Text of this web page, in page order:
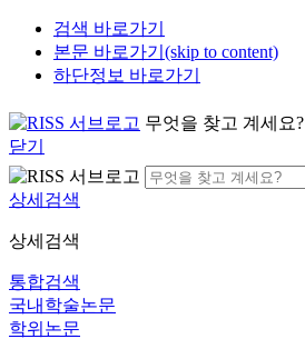
검색 바로가기
본문 바로가기(skip to content)
하단정보 바로가기
무엇을 찾고 계세요?
닫기
상세검색
상세검색
통합검색
국내학술논문
학위논문